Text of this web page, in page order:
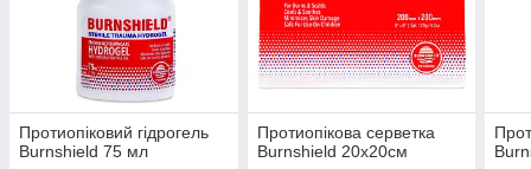
Протиопіковий гідрогель
Burnshield 75 мл
Протиопікова серветка
Burnshield 20x20см